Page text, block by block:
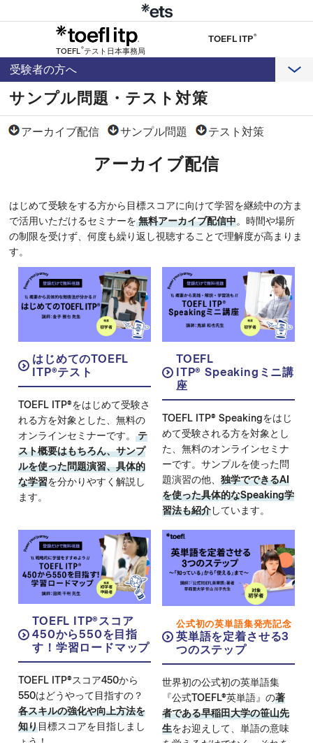
TOEFL®テスト日本事務局
TOEFL ITP®
受験者の方へ
サンプル問題・テスト対策
アーカイブ配信 サンプル問題 テスト対策
アーカイブ配信
はじめて受験をする方から目標スコアに向けて学習を継続中の方ま
で活用いただけるセミナーを無料アーカイブ配信中。時間や場所
の制限を受けず、何度も繰り返し視聴することで理解度が高まりま
す。
はじめてのTOEFL
ITP®テスト
TOEFL ITP®をはじめて受験さ
れる方を対象とした、無料の
オンラインセミナーです。テ
スト概要はもちろん、サンプ
ルを使った問題演習、具体的
な学習を分かりやすく解説し
ます。
TOEFL
ITP®Speakingミニ講
座
TOEFL ITP® Speakingをはじ
めて受験される方を対象とし
た、無料のオンラインセミナ
ーです。サンプルを使った問
題演習の他、 独学でできるAI
を使った具体的なSpeaking学
習法も紹介しています。
TOEFL ITP®スコア
450から550を目指
す！学習ロードマップ
TOEFL ITP®スコア450から
550はどうやって目指すの？
各スキルの強化や向上方法を
知り目標スコアを目指しまし
公式初の英単語集発売記念
英単語を定着させる3
つのステップ
世界初の公式初の英単語集
『公式TOEFL®英単語』の著
者である早稲田大学の笹山先
生をお迎えして、単語の意味